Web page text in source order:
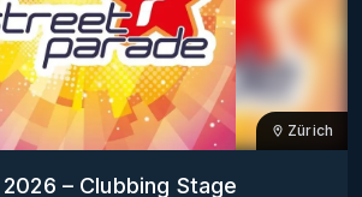
Zürich
– Clubbing Stage